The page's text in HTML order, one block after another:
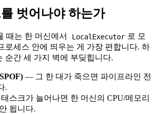
벗어나야 하는가
때는 한 머신에서 LocalExecutor 로 모
로세스 안에 띄우는 게 가장 편합니다. 하
순간 세 가지 벽에 부딪힙니다.
— 그 한 대가 죽으면 파이프라인 전
.
스크가 늘어나면 한 머신의 CPU/메모리
됩니다.